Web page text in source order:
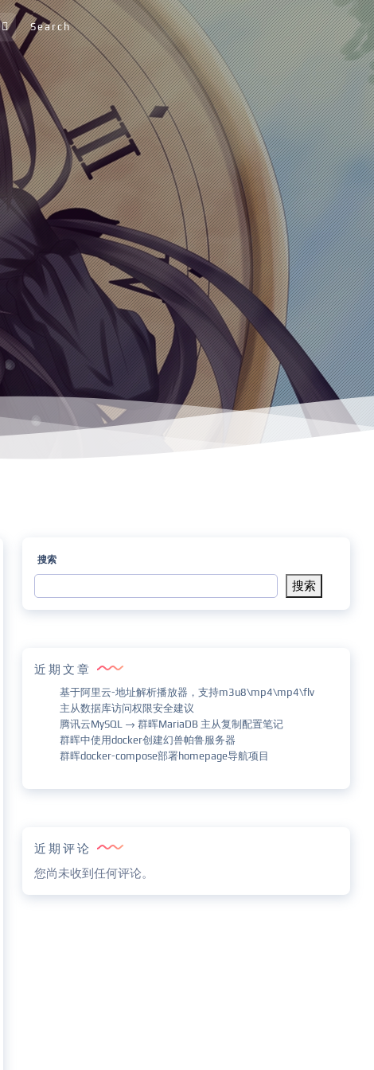
Search
搜索
搜索
近期文章
基于阿里云-地址解析播放器，支持m3u8\mp4\mp4\flv
主从数据库访问权限安全建议
腾讯云MySQL → 群晖MariaDB 主从复制配置笔记
群晖中使用docker创建幻兽帕鲁服务器
群晖docker-compose部署homepage导航项目
近期评论
您尚未收到任何评论。